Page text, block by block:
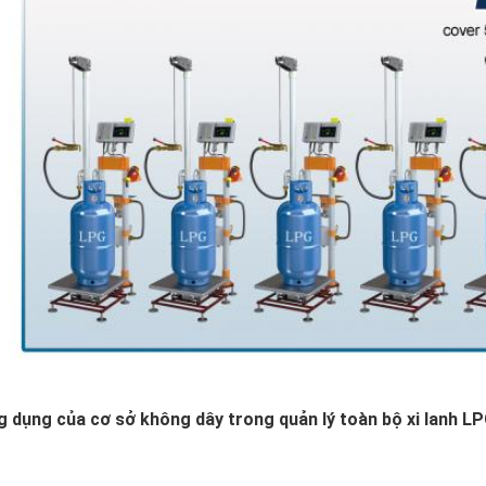
dụng của cơ sở không dây trong quản lý toàn bộ xi lanh